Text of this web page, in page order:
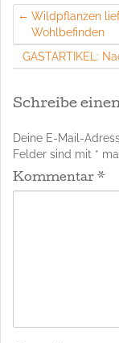
Wildpflanzen
Wohlbefinden
GASTARTIKEL:
Schreibe
Deine E-Mail-
Felder sind mit *
Kommentar *